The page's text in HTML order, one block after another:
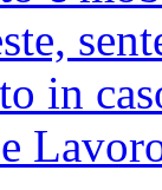
in